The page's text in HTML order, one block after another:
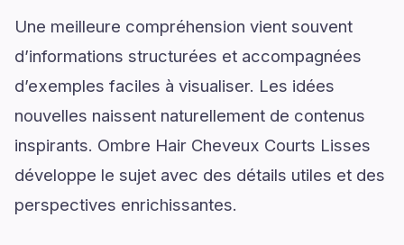
Une meilleure compréhension vient souvent
d’informations structurées et accompagnées
d’exemples faciles à visualiser. Les idées
nouvelles naissent naturellement de contenus
inspirants. Ombre Hair Cheveux Courts Lisses
développe le sujet avec des détails utiles et des
perspectives enrichissantes.